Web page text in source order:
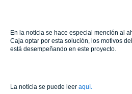
En la noticia se hace especial mención al
Caja optar por esta solución, los motivos
está desempeñando en este proyecto.
La noticia se puede leer aquí.